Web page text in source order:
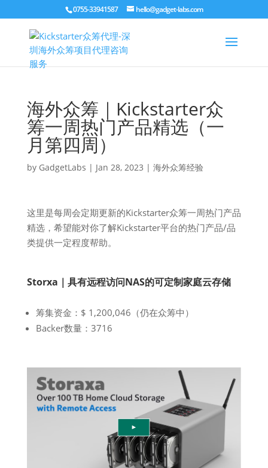
0755-33941587 hello@gadget-labs.com
海外众筹｜Kickstarter众
筹一周热门产品精选（一
月第四周）
by GadgetLabs | Jan 28, 2023 | 海外众筹经验
这里是每周会定期更新的Kickstarter众筹一周热门产品
精选，希望能对你了解Kickstarter平台的热门产品/品
类提供一定程度帮助。
Storxa｜具有远程访问NAS的可定制家庭云存储
筹集资金：$ 1,200,046（仍在众筹中）
Backer数量：3716